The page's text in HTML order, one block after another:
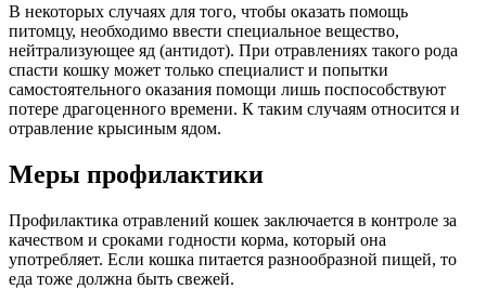
В некоторых случаях для того, чтобы оказать помощь
питомцу, необходимо ввести специальное вещество,
нейтрализующее яд (антидот). При отравлениях такого рода
спасти кошку может только специалист и попытки
самостоятельного оказания помощи лишь поспособствуют
потере драгоценного времени. К таким случаям относится и
отравление крысиным ядом.
Меры профилактики
Профилактика отравлений кошек заключается в контроле за
качеством и сроками годности корма, который она
употребляет. Если кошка питается разнообразной пищей, то
еда тоже должна быть свежей.